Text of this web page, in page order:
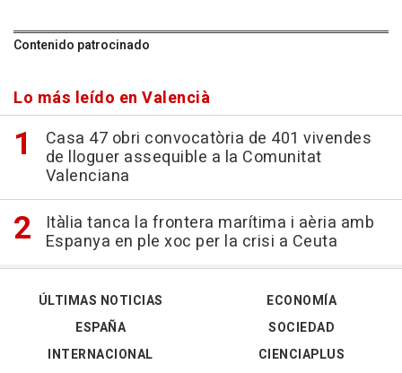
Contenido patrocinado
Lo más leído en Valencià
Casa 47 obri convocatòria de 401 vivendes
de lloguer assequible a la Comunitat
Valenciana
Itàlia tanca la frontera marítima i aèria amb
Espanya en ple xoc per la crisi a Ceuta
ÚLTIMAS NOTICIAS
ESPAÑA
INTERNACIONAL
ECONOMÍA
SOCIEDAD
CIENCIAPLUS